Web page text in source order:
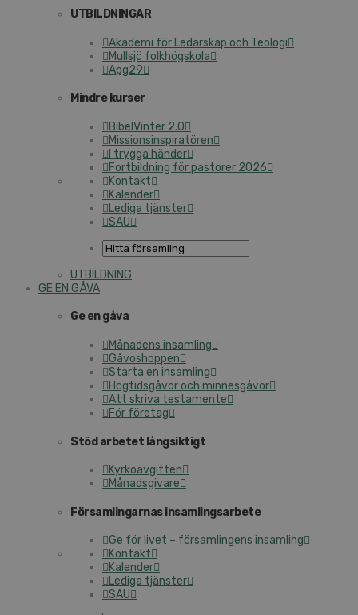
UTBILDNINGAR
Akademi för Ledarskap och Teologi
Mullsjö folkhögskola
Apg29
Mindre kurser
BibelVinter 2.0
Missionsinspiratören
I trygga händer
Fortbildning för pastorer 2026
Kontakt
Kalender
Lediga tjänster
SAU
UTBILDNING
GE EN GÅVA
Ge en gåva
Månadens insamling
Gåvoshoppen
Starta en insamling
Högtidsgåvor och minnesgåvor
Att skriva testamente
För företag
Stöd arbetet långsiktigt
Kyrkoavgiften
Månadsgivare
Församlingarnas insamlingsarbete
Ge för livet – församlingens insamling
Kontakt
Kalender
Lediga tjänster
SAU